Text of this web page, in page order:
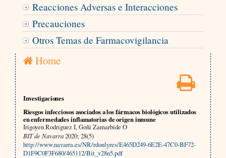
Reacciones Adversas e Interacciones
Precauciones
Otros Temas de Farmacovigilancia
Home
Investigaciones
Riesgos infecciosos asociados a los fármacos biológicos utilizados
en enfermedades inflamatorias de origen inmune
Irigoyen Rodriguez I, Goñi Zamarbide O
BIT de Navarra2020; 28(5)
http://www.navarra.es/NR/rdonlyres/E465D249-6E2E-47C0-BF72-
D1F9C0F3F680/465112/Bit_v28n5.pdf